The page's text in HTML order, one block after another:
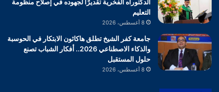
الدكتوراه الفخرية تقديرًا لجهوده في إصلاح منظومة
التعليم
8 أغسطس، 2026
جامعة كفر الشيخ تطلق هاكاثون الابتكار في الحوسبة
والذكاء الاصطناعي 2026.. أفكار الشباب تصنع
حلول المستقبل
8 أغسطس، 2026